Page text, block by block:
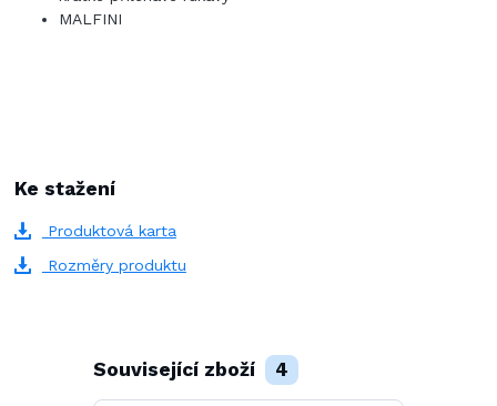
MALFINI
Ke stažení
Produktová karta
Rozměry produktu
Související zboží 4